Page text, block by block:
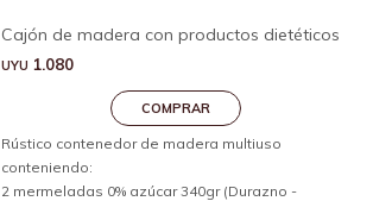
Cajón de madera con productos dietéticos
UYU 1.080
Rústico contenedor de madera multiuso
conteniendo:
2 mermeladas 0% azúcar 340gr (Durazno -